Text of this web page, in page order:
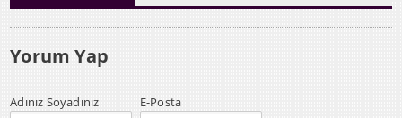
Yorum Yap
Adınız Soyadınız E-Posta